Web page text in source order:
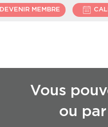
DEVENIR MEMBRE
Vous
ou